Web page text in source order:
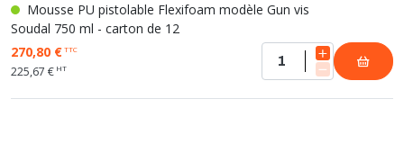
Mousse PU pistolable Flexifoam modèle Gun vis
Soudal 750 ml - carton de 12
270,80 €TTC
225,67 € HT